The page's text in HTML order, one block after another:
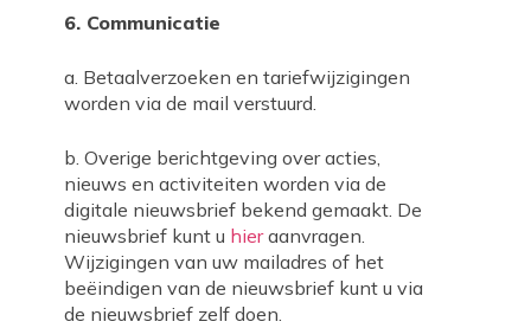
6. Communicatie
a. Betaalverzoeken en tariefwijzigingen
worden via de mail verstuurd.
b. Overige berichtgeving over acties,
nieuws en activiteiten worden via de
digitale nieuwsbrief bekend gemaakt. De
nieuwsbrief kunt u hieraanvragen.
Wijzigingen van uw mailadres of het
beëindigen van de nieuwsbrief kunt u via
de nieuwsbrief zelf doen.